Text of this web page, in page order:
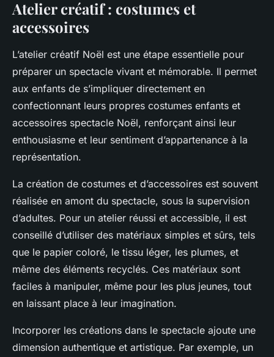
Atelier créatif : costumes et
accessoires
L’atelier créatif Noël est une étape essentielle pour
préparer un spectacle vivant et mémorable. Il permet
aux enfants de s’impliquer directement en
confectionnant leurs propres costumes enfants et
accessoires spectacle Noël, renforçant ainsi leur
enthousiasme et leur sentiment d’appartenance à la
représentation.
La création de costumes et d’accessoires est souvent
réalisée en amont du spectacle, sous la supervision
d’adultes. Pour un atelier réussi et accessible, il est
conseillé d’utiliser des matériaux simples et sûrs, tels
que le papier coloré, le tissu léger, les plumes, et
même des éléments recyclés. Ces matériaux sont
faciles à manipuler, même pour les plus jeunes, tout
en laissant place à leur imagination.
Incorporer les créations dans le spectacle ajoute une
dimension authentique et artistique. Par exemple, un